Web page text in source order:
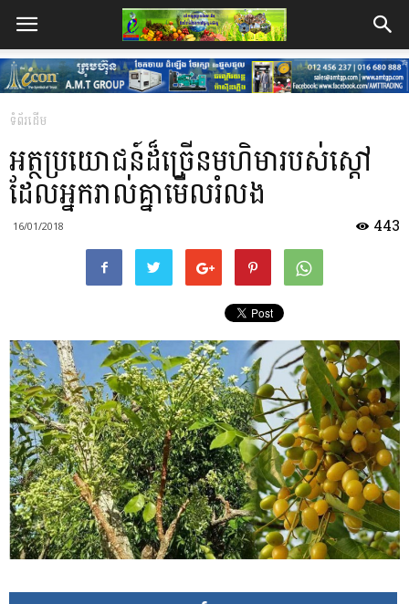
ទំព័រដើម
អត្ថប្រយោជន៍ដ៏ច្រើនមហិមារបស់ស្តៅ
ដែលអ្នករាល់គ្នាមើលរំលង
16/01/2018 443